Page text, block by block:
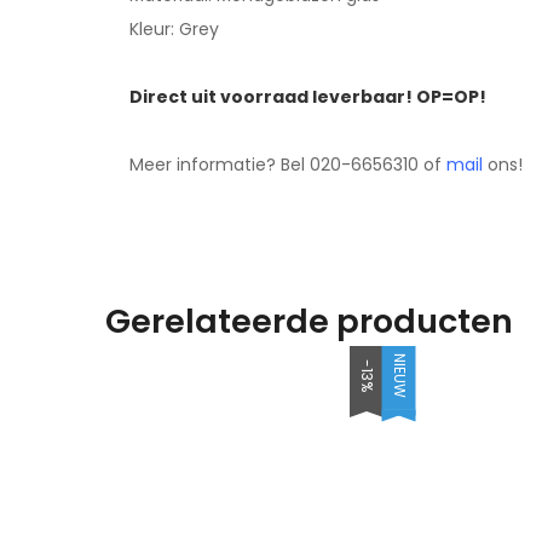
Kleur: Grey
Direct uit voorraad leverbaar! OP=OP!
Meer informatie? Bel 020-6656310 of mail ons!
Gerelateerde producten
-13% NIEUW